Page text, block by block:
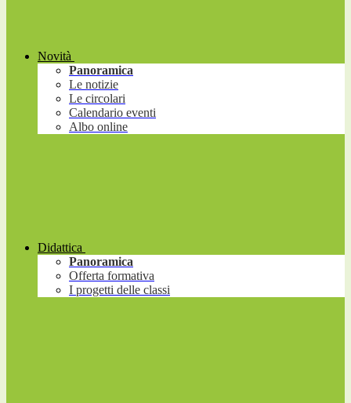
Novità
Panoramica
Le notizie
Le circolari
Calendario eventi
Albo online
Didattica
Panoramica
Offerta formativa
I progetti delle classi